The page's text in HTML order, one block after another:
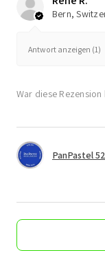
Bern,
Antwort anzeigen (1)
War diese Rezension
PanPastel